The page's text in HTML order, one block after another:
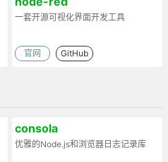
一套开源可视化界面开发工具
官网 GitHub
consola
优雅的Node.js和浏览器日志记录库